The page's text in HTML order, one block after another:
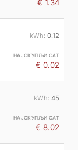
€ 1.34
0.12
€ 0.02
45
€ 8.02